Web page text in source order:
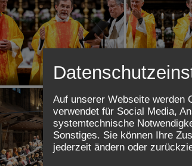
Sendungsfeier ReligionslehrerInnen Sendungsfeier
Auf unserer Webseite werden
verwendet für Social Media,
systemtechnische
Sonstiges. Sie können Ihre
jederzeit ändern oder